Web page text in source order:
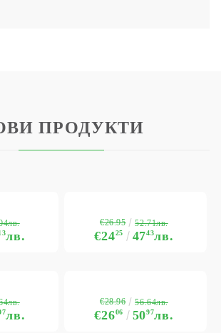
ПРОДУКТИ
лв. €2425 4743лв.
€26.95 52.71лв.
лв. €2606 5097лв.
€28.96 56.64лв.